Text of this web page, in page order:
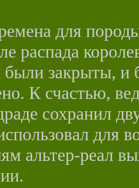
для
распада
закрыты, и
К счастью,
сохранил
для
альтер-реал